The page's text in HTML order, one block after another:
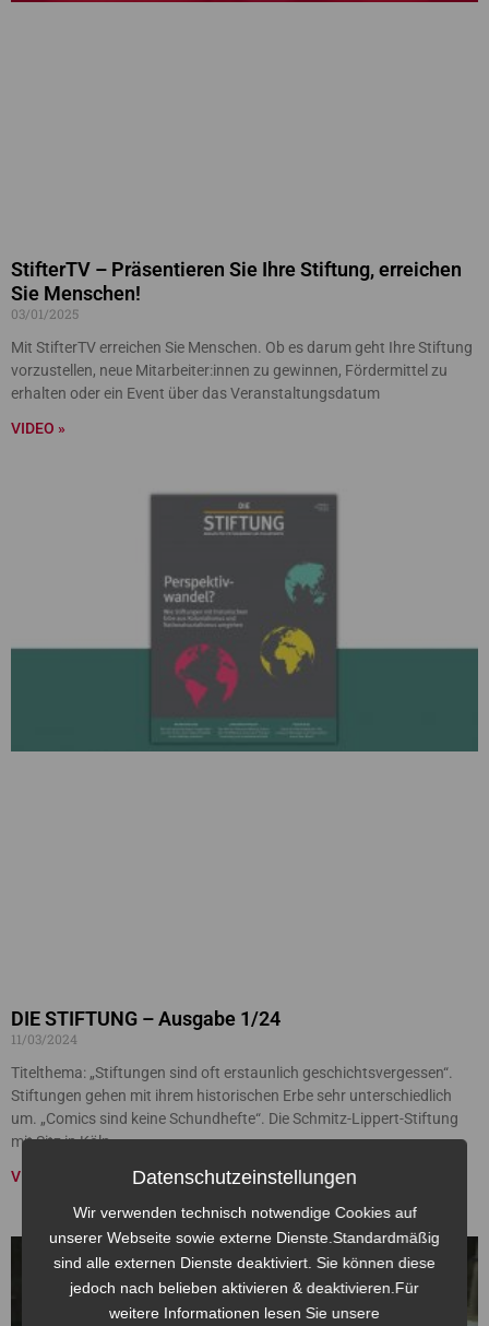
StifterTV – Präsentieren Sie Ihre Stiftung, erreichen
Sie Menschen!
03/01/2025
Mit StifterTV erreichen Sie Menschen. Ob es darum geht Ihre Stiftung
vorzustellen, neue Mitarbeiter:innen zu gewinnen, Fördermittel zu
erhalten oder ein Event über das Veranstaltungsdatum
VIDEO »
DIE STIFTUNG – Ausgabe 1/24
11/03/2024
Titelthema: „Stiftungen sind oft erstaunlich geschichtsvergessen“.
Stiftungen gehen mit ihrem historischen Erbe sehr unterschiedlich
um. „Comics sind keine Schundhefte“. Die Schmitz-Lippert-Stiftung
mit Sitz in Köln
VIDEO »
Datenschutzeinstellungen
Wir verwenden technisch notwendige Cookies auf
unserer Webseite sowie externe Dienste.Standardmäßig
sind alle externen Dienste deaktiviert. Sie können diese
jedoch nach belieben aktivieren & deaktivieren.Für
weitere Informationen lesen Sie unsere